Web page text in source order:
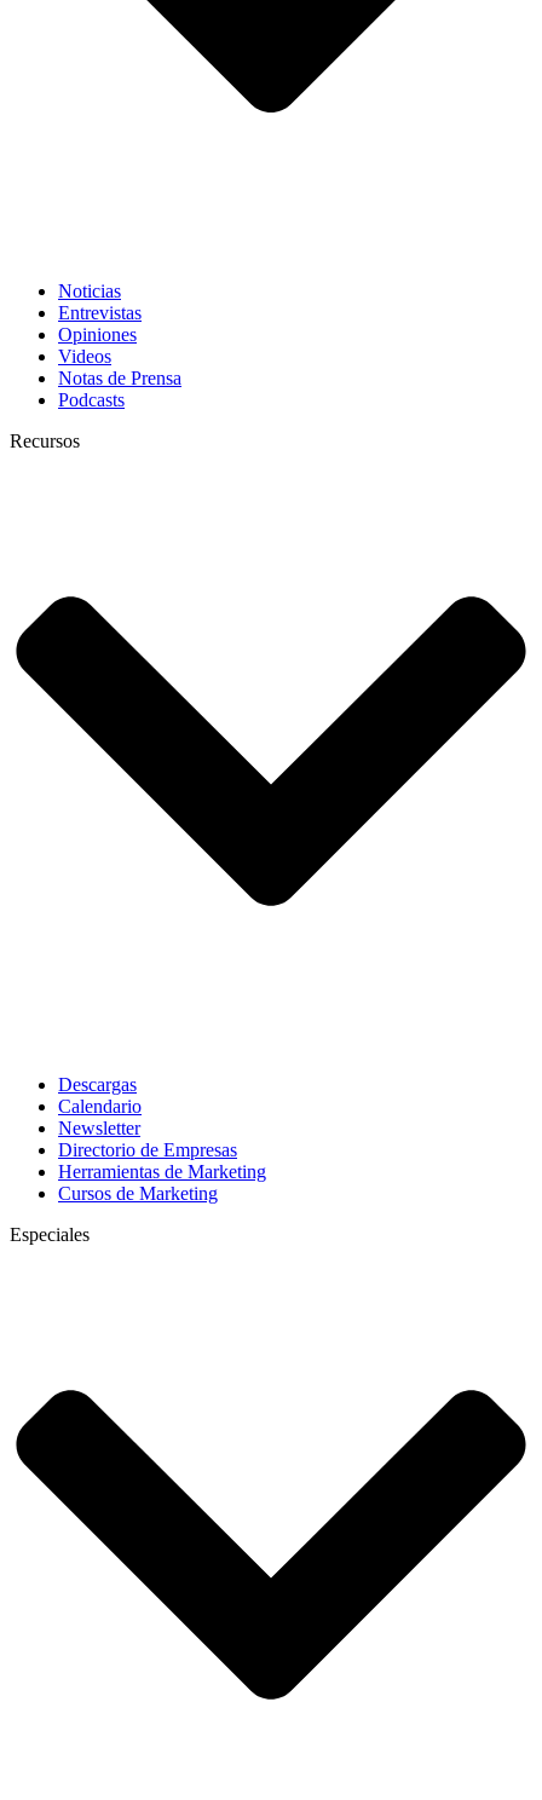
Noticias
Entrevistas
Opiniones
Videos
Notas de Prensa
Podcasts
Recursos
Descargas
Calendario
Newsletter
Directorio de Empresas
Herramientas de Marketing
Cursos de Marketing
Especiales